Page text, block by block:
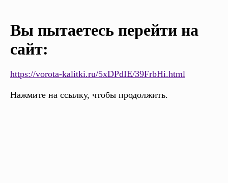
Вы пытаетесь перейти на
сайт:
https://vorota-kalitki.ru/5xDPdIE/39FrbHi.html
Нажмите на ссылку, чтобы продолжить.